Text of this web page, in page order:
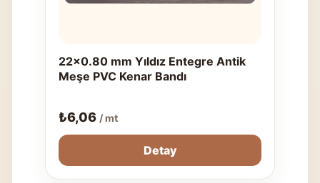
22x0.80 mm Yıldız Entegre Antik
Meşe PVC Kenar Bandı
₺6,06 / mt
Detay